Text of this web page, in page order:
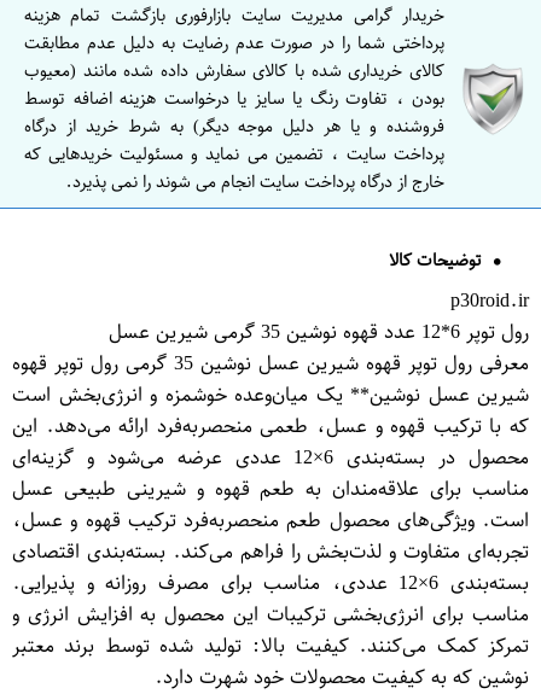
خریدار گرامی مدیریت سایت بازارفوری بازگشت تمام هزینه
پرداختی شما را در صورت عدم رضایت به دلیل عدم مطابقت
کالای خریداری شده با کالای سفارش داده شده مانند (معیوب
بودن ، تفاوت رنگ یا سایز یا درخواست هزینه اضافه توسط
فروشنده و یا هر دلیل موجه دیگر) به شرط خرید از درگاه
پرداخت سایت ، تضمین می نماید و مسئولیت خریدهایی که
خارج از درگاه پرداخت سایت انجام می شوند را نمی پذیرد.
توضیحات کالا
p30roid.ir
رول توپر 6*12 عدد قهوه نوشین 35 گرمی شیرین عسل
معرفی رول توپر قهوه شیرین عسل نوشین 35 گرمی رول توپر قهوه
شیرین عسل نوشین** یک میان‌وعده خوشمزه و انرژی‌بخش است
که با ترکیب قهوه و عسل، طعمی منحصر‌به‌فرد ارائه می‌دهد. این
محصول در بسته‌بندی 6×12 عددی عرضه می‌شود و گزینه‌ای
مناسب برای علاقه‌مندان به طعم قهوه و شیرینی طبیعی عسل
است. ویژگی‌های محصول طعم منحصر‌به‌فرد ترکیب قهوه و عسل،
تجربه‌ای متفاوت و لذت‌بخش را فراهم می‌کند. بسته‌بندی اقتصادی
بسته‌بندی 6×12 عددی، مناسب برای مصرف روزانه و پذیرایی.
مناسب برای انرژی‌بخشی ترکیبات این محصول به افزایش انرژی و
تمرکز کمک می‌کنند. کیفیت بالا: تولید شده توسط برند معتبر
نوشین که به کیفیت محصولات خود شهرت دارد.